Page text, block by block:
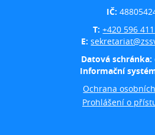
IČ:
T:+420 596
E:
Datová schránka:
Informační
Ochrana
Prohlášení o